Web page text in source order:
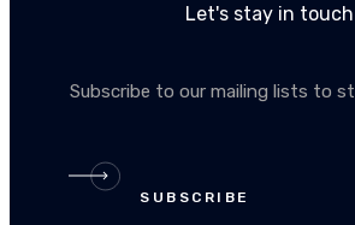
Let's stay in touch
Subscribe to our mailing lists to
SUBSCRIBE